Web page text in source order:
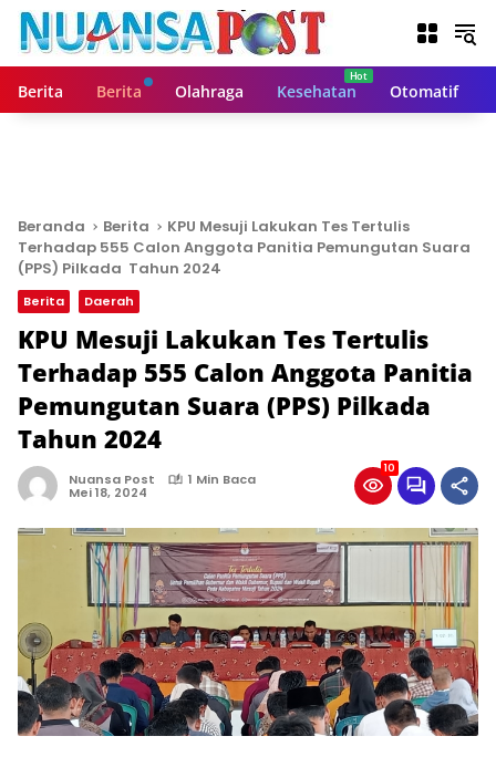
Berita Berita Olahraga Kesehatan Otomatif
Beranda Berita
KPU Mesuji Lakukan Tes Tertulis
Terhadap 555 Calon Anggota Panitia Pemungutan Suara
(PPS) Pilkada Tahun 2024
Berita Daerah
KPU Mesuji Lakukan Tes Tertulis
Terhadap 555 Calon Anggota Panitia
Pemungutan Suara (PPS) Pilkada
Tahun 2024
Nuansa Post 1 Min Baca
Mei 18, 2024
10